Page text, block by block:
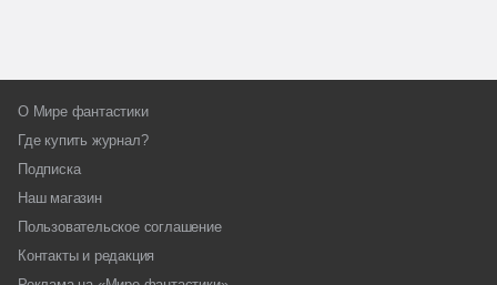
О Мире фантастики
Где купить журнал?
Подписка
Наш магазин
Пользовательское соглашение
Контакты и редакция